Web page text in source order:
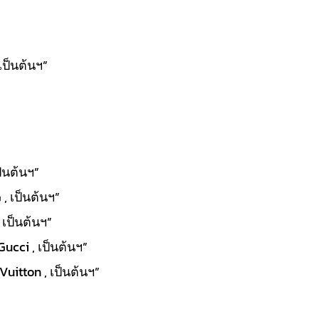
นต้นฯ”
ต้นฯ”
เป็นต้นฯ”
ป็นต้นฯ”
, เป็นต้นฯ”
, เป็นต้นฯ”